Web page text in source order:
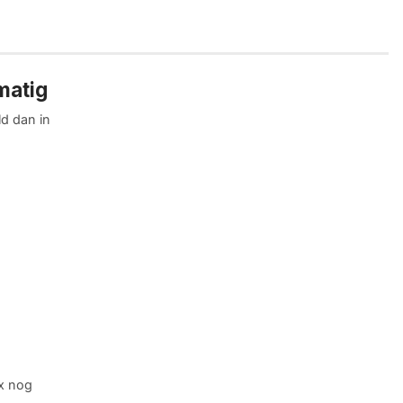
dan in
nog